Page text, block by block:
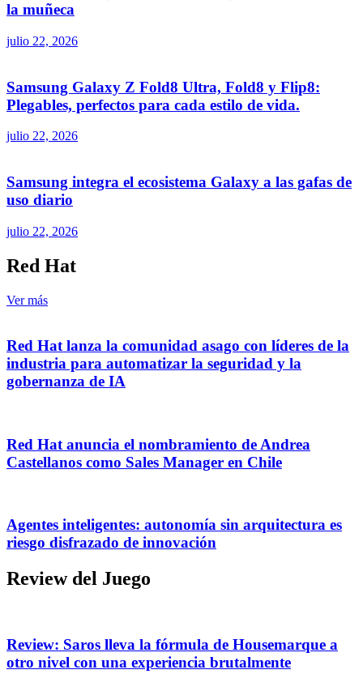
la muñeca
julio 22, 2026
Samsung Galaxy Z Fold8 Ultra, Fold8 y Flip8:
Plegables, perfectos para cada estilo de vida.
julio 22, 2026
Samsung integra el ecosistema Galaxy a las gafas de
uso diario
julio 22, 2026
Red Hat
Ver más
Red Hat lanza la comunidad asago con líderes de la
industria para automatizar la seguridad y la
gobernanza de IA
Red Hat anuncia el nombramiento de Andrea
Castellanos como Sales Manager en Chile
Agentes inteligentes: autonomía sin arquitectura es
riesgo disfrazado de innovación
Review del Juego
Review: Saros lleva la fórmula de Housemarque a
otro nivel con una experiencia brutalmente